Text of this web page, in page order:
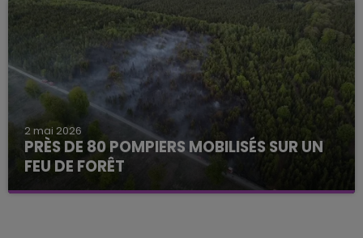
2 mai 2026
PRÈS DE 80 POMPIERS MOBILISÉS SUR UN
FEU DE FORÊT